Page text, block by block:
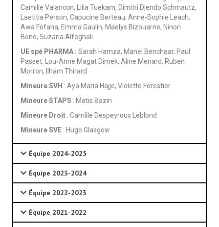
Camille Valancon, Lilia Tuekam, Dimitri Djendo Schmautz,
Laetitia Person, Capucine Berteau, Anne-Sophie Leach,
Awa Fofana, Emma Gaulin, Maelys Bizouarne, Ninon
Bone, Suzana Alfeghali
UE spé PHARMA : Sarah Hamza, Manel Benchaar, Paul
Passet, Lou-Anne Magat Dimek, Aline Menard, Ruben
Morron, Ilham Thirard
Mineure SVH : Aya Maria Hajje, Violette Forestier
Mineure STAPS : Matis Bazin
Mineure Droit : Camille Despeyroux Leblond
Mineure SVE : Hugo Glasgow
Équipe 2024-2025
Équipe 2023-2024
Équipe 2022-2023
Équipe 2021-2022